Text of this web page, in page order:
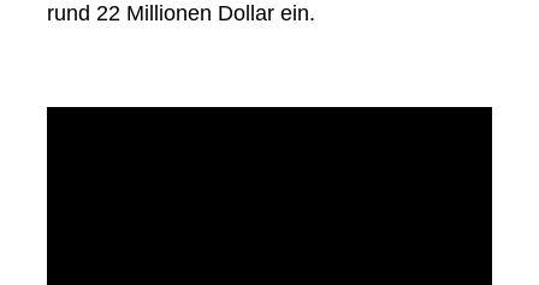
rund 22 Millionen Dollar ein.